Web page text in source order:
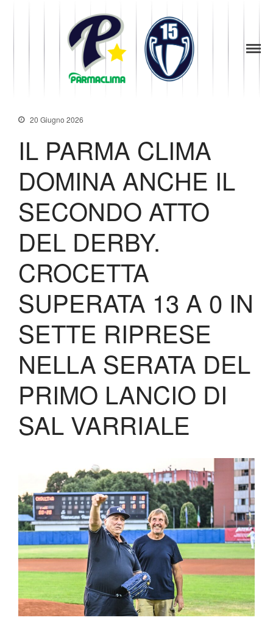
Diventa Socio
Storia
Codice di Condotta
Palmares
Maglie Ritirate
Squadra
Partners
Biglietteria
Shop
20 Giugno 2026
IL PARMA CLIMA
DOMINA ANCHE IL
SECONDO ATTO
DEL DERBY.
CROCETTA
SUPERATA 13 A 0 IN
SETTE RIPRESE
NELLA SERATA DEL
PRIMO LANCIO DI
SAL VARRIALE